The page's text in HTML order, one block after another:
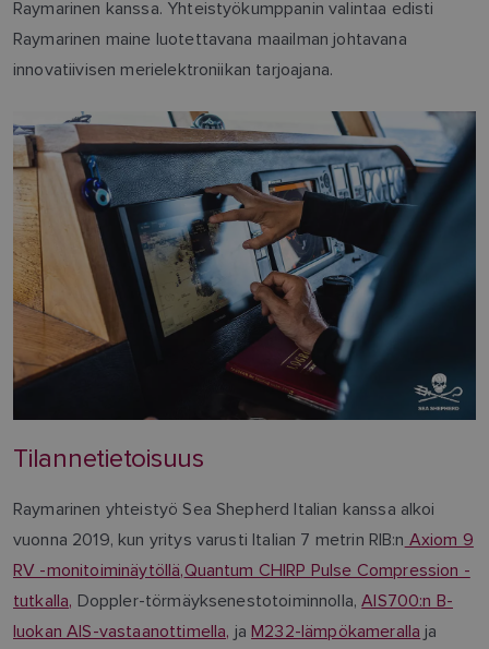
Raymarinen kanssa. Yhteistyökumppanin valintaa edisti
Raymarinen maine luotettavana maailman johtavana
innovatiivisen merielektroniikan tarjoajana.
Tilannetietoisuus
Raymarinen yhteistyö Sea Shepherd Italian kanssa alkoi
vuonna 2019, kun yritys varusti Italian 7 metrin RIB:n Axiom 9
RV -monitoiminäytöllä,Quantum CHIRP Pulse Compression -
tutkalla, Doppler-törmäyksenestotoiminnolla,AIS700:n B-
luokan AIS-vastaanottimella, jaM232-lämpökameralla ja